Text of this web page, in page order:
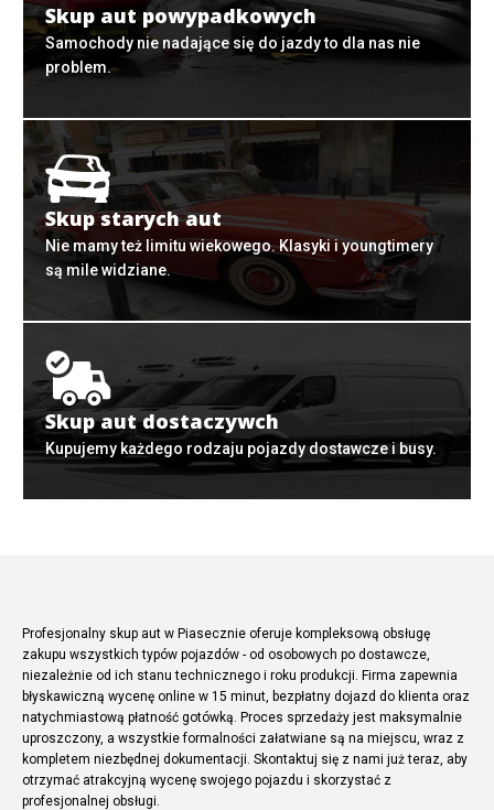
Skup aut powypadkowych
Samochody nie nadające się do jazdy to dla nas nie
problem.
Skup starych aut
Nie mamy też limitu wiekowego. Klasyki i youngtimery
są mile widziane.
Skup aut dostaczywch
Kupujemy każdego rodzaju pojazdy dostawcze i busy.
Profesjonalny skup aut w Piasecznie oferuje kompleksową obsługę
zakupu wszystkich typów pojazdów - od osobowych po dostawcze,
niezależnie od ich stanu technicznego i roku produkcji. Firma zapewnia
błyskawiczną wycenę online w 15 minut, bezpłatny dojazd do klienta oraz
natychmiastową płatność gotówką. Proces sprzedaży jest maksymalnie
uproszczony, a wszystkie formalności załatwiane są na miejscu, wraz z
kompletem niezbędnej dokumentacji. Skontaktuj się z nami już teraz, aby
otrzymać atrakcyjną wycenę swojego pojazdu i skorzystać z
profesjonalnej obsługi.